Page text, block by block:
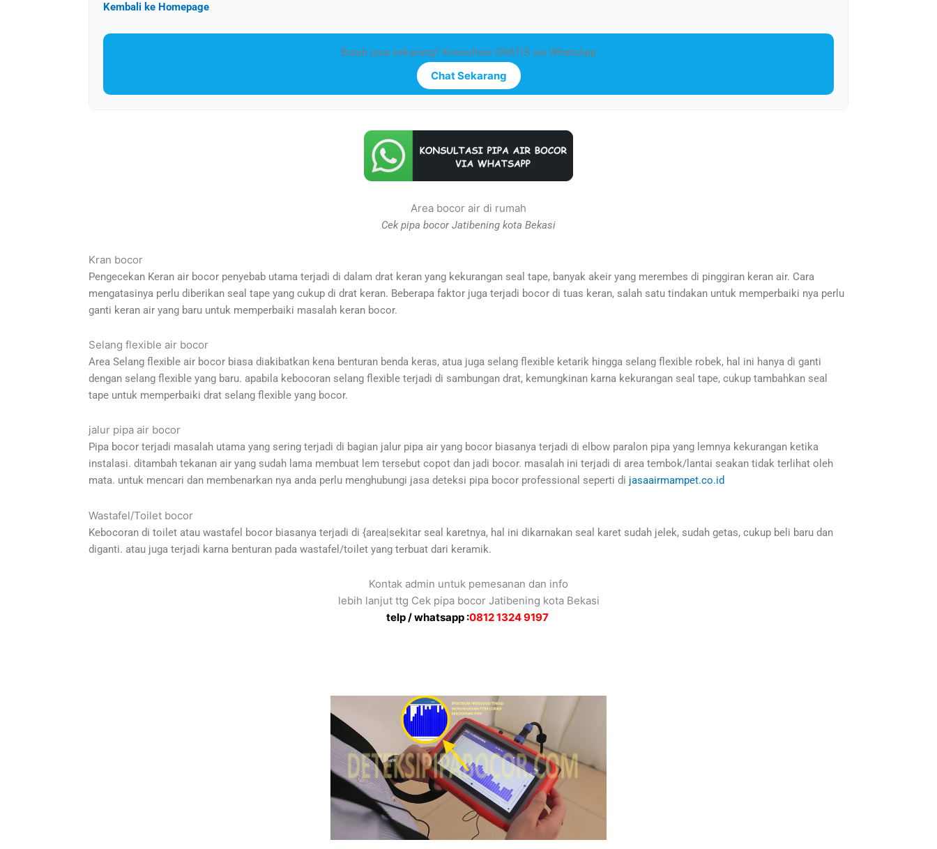
Kembali ke Homepage
Butuh jasa sekarang? Konsultasi GRATIS via WhatsApp
Chat Sekarang
Area bocor air di rumah
Cek pipa bocor Jatibening kota Bekasi
Kran bocor
Pengecekan Keran air bocor penyebab utama terjadi di dalam drat keran yang kekurangan seal tape, banyak akeir yang merembes di pinggiran keran air. Cara
mengatasinya perlu diberikan seal tape yang cukup di drat keran. Beberapa faktor juga terjadi bocor di tuas keran, salah satu tindakan untuk memperbaiki nya perlu
ganti keran air yang baru untuk memperbaiki masalah keran bocor.
Selang flexible air bocor
Area Selang flexible air bocor biasa diakibatkan kena benturan benda keras, atua juga selang flexible ketarik hingga selang flexible robek, hal ini hanya di ganti
dengan selang flexible yang baru. apabila kebocoran selang flexible terjadi di sambungan drat, kemungkinan karna kekurangan seal tape, cukup tambahkan seal
tape untuk memperbaiki drat selang flexible yang bocor.
jalur pipa air bocor
Pipa bocor terjadi masalah utama yang sering terjadi di bagian jalur pipa air yang bocor biasanya terjadi di elbow paralon pipa yang lemnya kekurangan ketika
instalasi. ditambah tekanan air yang sudah lama membuat lem tersebut copot dan jadi bocor. masalah ini terjadi di area tembok/lantai seakan tidak terlihat oleh
mata. untuk mencari dan membenarkan nya anda perlu menghubungi jasa deteksi pipa bocor professional seperti di jasaairmampet.co.id
Wastafel/Toilet bocor
Kebocoran di toilet atau wastafel bocor biasanya terjadi di {area|sekitar seal karetnya, hal ini dikarnakan seal karet sudah jelek, sudah getas, cukup beli baru dan
diganti. atau juga terjadi karna benturan pada wastafel/toilet yang terbuat dari keramik.
Kontak admin untuk pemesanan dan info
lebih lanjut ttg Cek pipa bocor Jatibening kota Bekasi
telp / whatsapp :0812 1324 9197